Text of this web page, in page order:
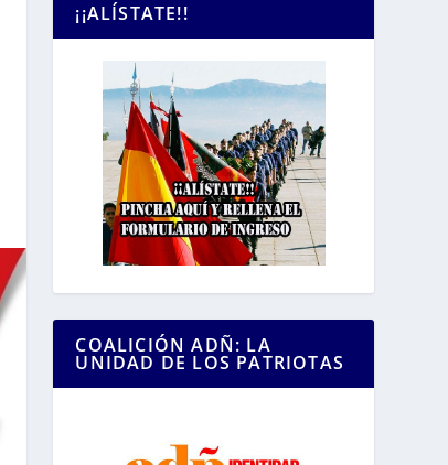
¡¡ALÍSTATE!!
COALICIÓN ADÑ: LA
UNIDAD DE LOS PATRIOTAS